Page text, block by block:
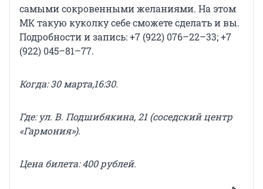
самыми сокровенными желаниями. На этом
МК такую куколку себе сможете сделать и вы.
Подробности и запись: +7 (922) 076–22–33; +7
(922) 045–81–77.
Когда: 30 марта,16:30.
Где: ул. В. Подшибякина, 21 (соседский центр
«Гармония»).
Цена билета: 400 рублей.